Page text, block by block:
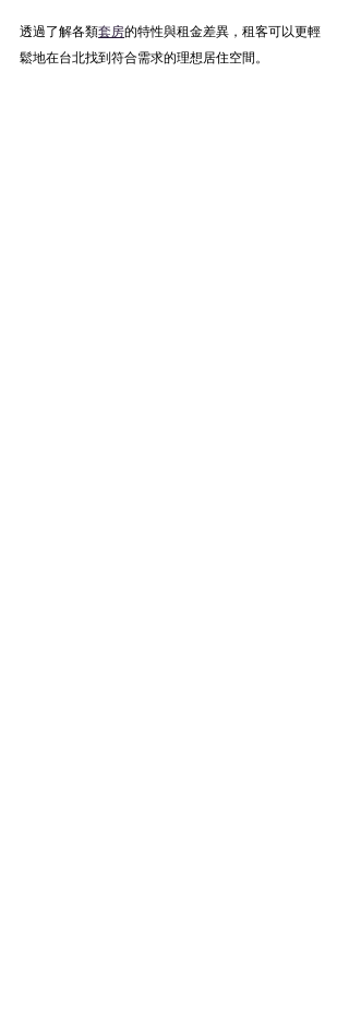
透過了解各類套房的特性與租金差異，租客可以更輕
鬆地在台北找到符合需求的理想居住空間。